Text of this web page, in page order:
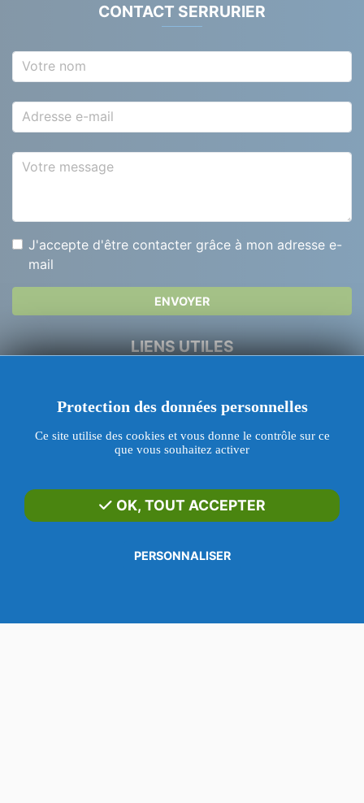
Protection des données personnelles
Ce site utilise des cookies et vous donne le contrôle sur ce
que vous souhaitez activer
OK, TOUT ACCEPTER
PERSONNALISER
CONTACT SERRURIER
Votre nom
Adresse e-mail
Votre message
J'accepte d'être contacter grâce à mon adresse e-
mail
ENVOYER
LIENS UTILES
Urgence Serrurier Paris
Ouverture de porte
Blog
SERRURERIE TAN